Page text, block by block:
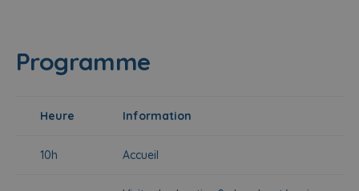
Programme
Heure Information
10h Accueil